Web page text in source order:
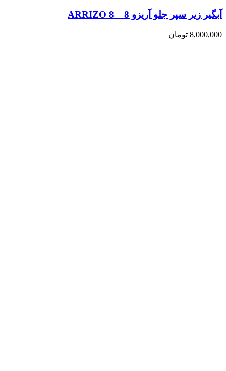
آبگیر زیر سپر جلو آریزو 8 _ ARRIZO 8
8,000,000 تومان